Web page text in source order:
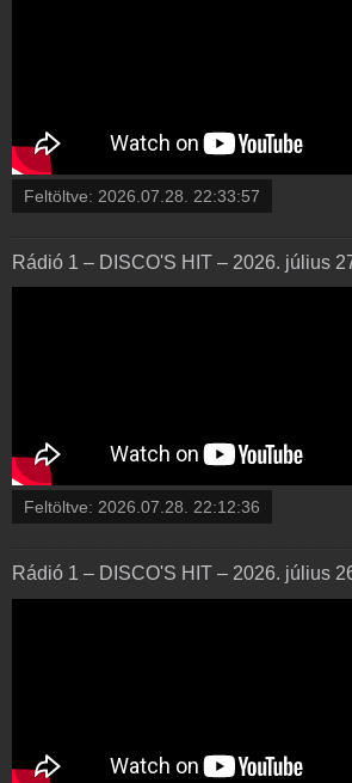
Feltöltve: 2026.07.28. 22:33:57
Rádió 1 – DISCO'S HIT – 2026. július
Feltöltve: 2026.07.28. 22:12:36
Rádió 1 – DISCO'S HIT – 2026. július